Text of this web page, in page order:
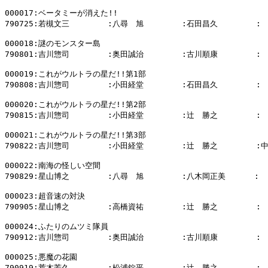
000017:ベータミーが消えた!!
790725:若槻文三        :八尋　旭        :石田昌久        :
000018:謎のモンスター島
790801:吉川惣司        :奥田誠治        :古川順康        :
000019:これがウルトラの星だ!!第1部
790808:吉川惣司        :小田経堂        :石田昌久        :
000020:これがウルトラの星だ!!第2部
790815:吉川惣司        :小田経堂        :辻　勝之        :
000021:これがウルトラの星だ!!第3部
790822:吉川惣司        :小田経堂        :辻　勝之        :中
000022:南海の怪しい空間
790829:星山博之        :八尋　旭        :八木岡正美      :
000023:超音速の対決
790905:星山博之        :高橋資祐        :辻　勝之        :
000024:ふたりのムツミ隊員
790912:吉川惣司        :奥田誠治        :古川順康        :
000025:悪魔の花園